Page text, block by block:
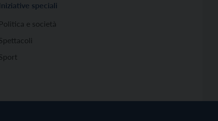
Iniziative speciali
Politica e società